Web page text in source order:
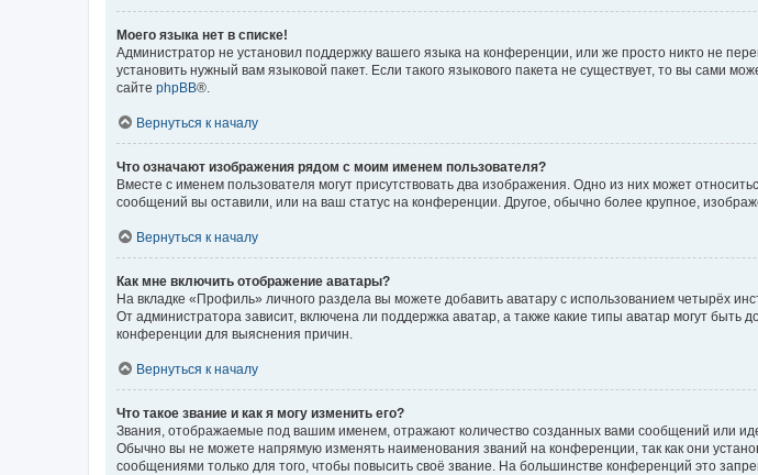
Моего языка нет в списке!
Администратор не установил поддержку вашего языка на конференции, или же просто никто не
установить нужный вам языковой пакет. Если такого языкового пакета не существует, то вы сами
сайте phpBB®.
Вернуться к началу
Что означают изображения рядом с моим именем пользователя?
Вместе с именем пользователя могут присутствовать два изображения. Одно из них может
сообщений вы оставили, или на ваш статус на конференции. Другое, обычно более крупное,
Вернуться к началу
Как мне включить отображение аватары?
На вкладке «Профиль» личного раздела вы можете добавить аватару с использованием четырёх
От администратора зависит, включена ли поддержка аватар, а также какие типы аватар могут
конференции для выяснения причин.
Вернуться к началу
Что такое звание и как я могу изменить его?
Звания, отображаемые под вашим именем, отражают количество созданных вами сообщений или
Обычно вы не можете напрямую изменять наименования званий на конференции, так как они
сообщениями только для того, чтобы повысить своё звание. На большинстве конференций это